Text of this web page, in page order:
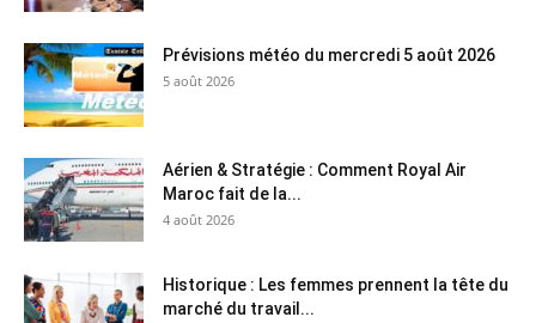
Prévisions météo du mercredi 5 août 2026
5 août 2026
Aérien & Stratégie : Comment Royal Air
Maroc fait de la...
4 août 2026
Historique : Les femmes prennent la tête du
marché du travail...